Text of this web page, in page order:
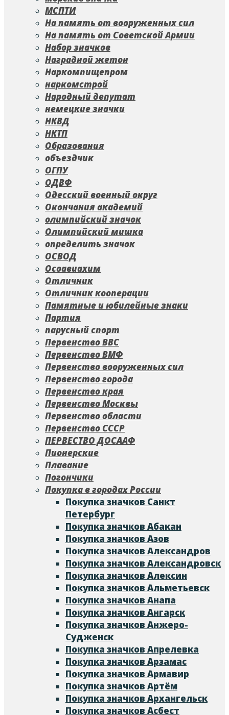
МСПТИ
На память от вооруженных сил
На память от Советской Армии
Набор значков
Наградной жетон
Наркомпищепром
наркомстрой
Народный депутат
немецкие значки
НКВД
НКТП
Образования
объездчик
ОГПУ
ОДВФ
Одесский военный округ
Окончания академий
олимпийский значок
Олимпийский мишка
определить значок
ОСВОД
Осоавиахим
Отличник
Отличник кооперации
Памятные и юбилейные знаки
Партия
парусный спорт
Первенство ВВС
Первенство ВМФ
Первенство вооруженных сил
Первенство города
Первенство края
Первенство Москвы
Первенство области
Первенство СССР
ПЕРВЕСТВО ДОСААФ
Пионерские
Плавание
Погончики
Покупка в городах России
Покупка значков Cанкт
Петербург
Покупка значков Абакан
Покупка значков Азов
Покупка значков Александров
Покупка значков Александровск
Покупка значков Алексин
Покупка значков Альметьевск
Покупка значков Анапа
Покупка значков Ангарск
Покупка значков Анжеро-
Судженск
Покупка значков Апрелевка
Покупка значков Арзамас
Покупка значков Армавир
Покупка значков Артём
Покупка значков Архангельск
Покупка значков Асбест